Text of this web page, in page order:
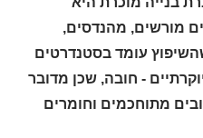
מורשים, מהנדסים,
עומד בסטנדרטים
- חובה, שכן מדובר
מתוחכמים וחומרים